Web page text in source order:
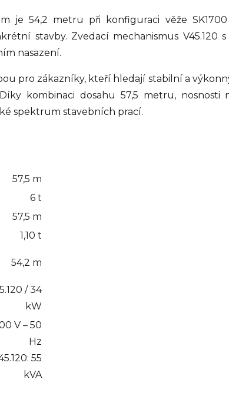
je 54,2 metru při konfiguraci věže
stavby. Zvedací mechanismus
nasazení.
pro zákazníky, kteří hledají stabilní a
kombinaci dosahu 57,5 metru,
spektrum stavebních prací.
57,5 m
6 t
57,5 m
1,10 t
54,2 m
/ 34
kW
V – 50
Hz
55
kVA